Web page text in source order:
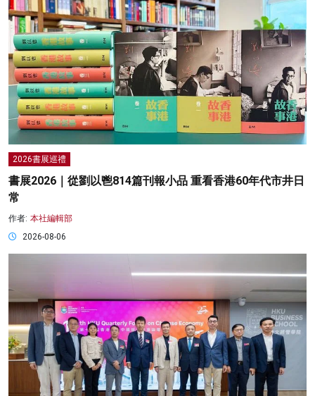
2026書展巡禮
書展2026｜從劉以鬯814篇刊報小品 重看香港60年代市井日
常
作者: 本社編輯部
2026-08-06